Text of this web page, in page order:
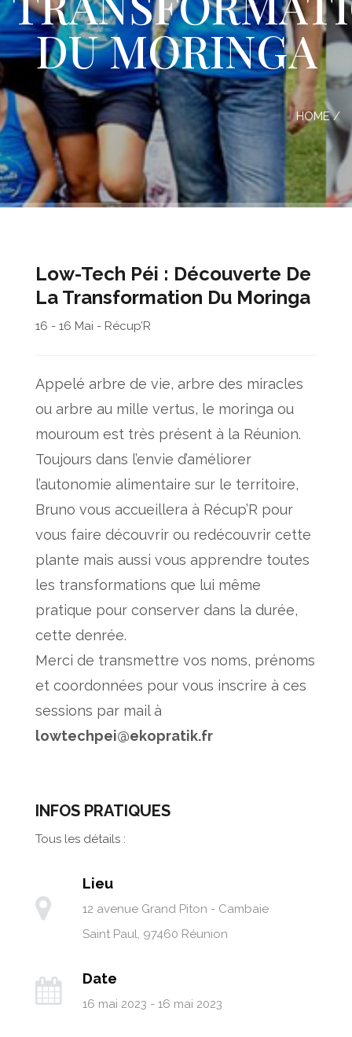
DU MORINGA
HOME/
Low-Tech Péi : Découverte De
La Transformation Du Moringa
16 - 16 Mai - Récup’R
Appelé arbre de vie, arbre des miracles
ou arbre au mille vertus, le moringa ou
mouroum est très présent à la Réunion.
Toujours dans l’envie d’améliorer
l’autonomie alimentaire sur le territoire,
Bruno vous accueillera à Récup’R pour
vous faire découvrir ou redécouvrir cette
plante mais aussi vous apprendre toutes
les transformations que lui même
pratique pour conserver dans la durée,
cette denrée.
Merci de transmettre vos noms, prénoms
et coordonnées pour vous inscrire à ces
sessions par mail à
lowtechpei@ekopratik.fr
INFOS PRATIQUES
Tous les détails :
Lieu
12 avenue Grand Piton - Cambaie
Saint Paul, 97460 Réunion
Date
16 mai 2023 - 16 mai 2023